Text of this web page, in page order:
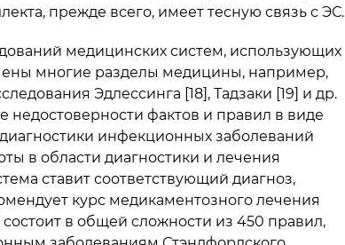
прежде всего, имеет тесную связь с ЭС.
медицинских систем, использующих
многие разделы медицины, например,
Эдлессинга [18], Тадзаки [19] и др.
недостоверности фактов и правил в виде
инфекционных заболеваний
в области диагностики и лечения
ставит соответствующий диагноз,
курс медикаментозного лечения
в общей сложности из 450 правил,